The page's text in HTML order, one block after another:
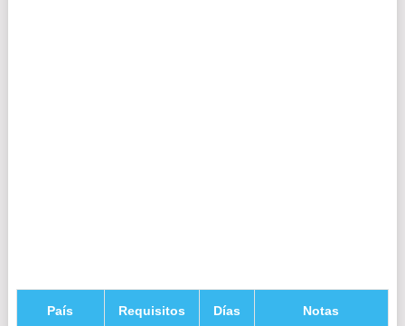
País Requisitos Días Notas